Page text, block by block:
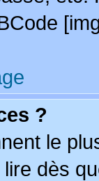
?
le
dès